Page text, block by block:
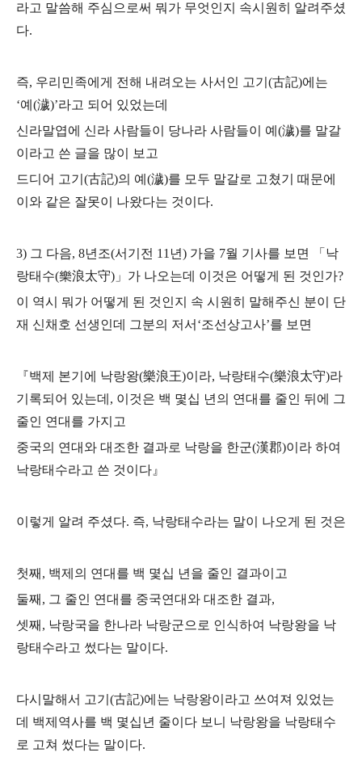
라고 말씀해 주심으로써 뭐가 무엇인지 속시원히 알려주셨
다.
즉, 우리민족에게 전해 내려오는 사서인 고기(古記)에는
‘예(濊)’라고 되어 있었는데
신라말엽에 신라 사람들이 당나라 사람들이 예(濊)를 말갈
이라고 쓴 글을 많이 보고
드디어 고기(古記)의 예(濊)를 모두 말갈로 고쳤기 때문에
이와 같은 잘못이 나왔다는 것이다.
3) 그 다음, 8년조(서기전 11년) 가을 7월 기사를 보면 「낙
랑태수(樂浪太守)」가 나오는데 이것은 어떻게 된 것인가?
이 역시 뭐가 어떻게 된 것인지 속 시원히 말해주신 분이 단
재 신채호 선생인데 그분의 저서‘조선상고사’를 보면
『백제 본기에 낙랑왕(樂浪王)이라, 낙랑태수(樂浪太守)라
기록되어 있는데, 이것은 백 몇십 년의 연대를 줄인 뒤에 그
줄인 연대를 가지고
중국의 연대와 대조한 결과로 낙랑을 한군(漢郡)이라 하여
낙랑태수라고 쓴 것이다』
이렇게 알려 주셨다. 즉, 낙랑태수라는 말이 나오게 된 것은
첫째, 백제의 연대를 백 몇십 년을 줄인 결과이고
둘째, 그 줄인 연대를 중국연대와 대조한 결과,
셋째, 낙랑국을 한나라 낙랑군으로 인식하여 낙랑왕을 낙
랑태수라고 썼다는 말이다.
다시말해서 고기(古記)에는 낙랑왕이라고 쓰여져 있었는
데 백제역사를 백 몇십년 줄이다 보니 낙랑왕을 낙랑태수
로 고쳐 썼다는 말이다.